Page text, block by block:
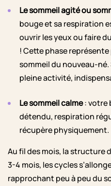
Le sommeil agité ou
bouge et sa respiration
ouvrir les yeux ou faire
! Cette phase
sommeil du nouveau-
pleine activité,
Le sommeil calme: votre
détendu, respiration
récupère physiquement.
Au fil des mois, la structure
3-4 mois, les cycles
rapprochant peu à peu du